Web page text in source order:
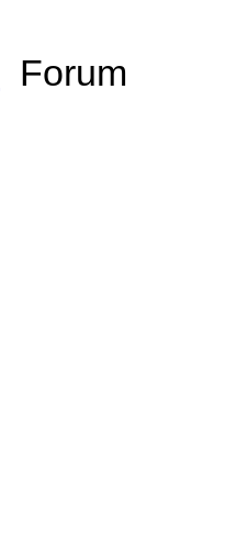
Forum